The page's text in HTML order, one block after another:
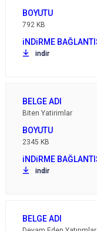
792 KB
indir
Biten Yatirimlar
2345 KB
indir